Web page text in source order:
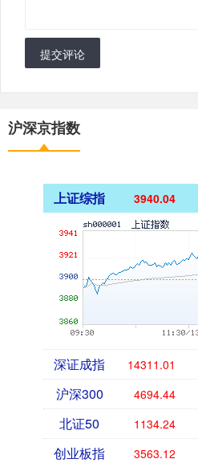
提交评论
沪深京指数
上证综指 3940.04
深证成指 14311.01
沪深300 4694.44
北证50 1134.24
创业板指 3563.12